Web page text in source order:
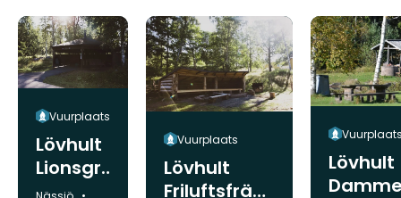
Vuurplaats
Lövhult
Lionsgril
len
Gemeente:
Vuurplaats
Lövhult
Friluftsfräm
Lövhult